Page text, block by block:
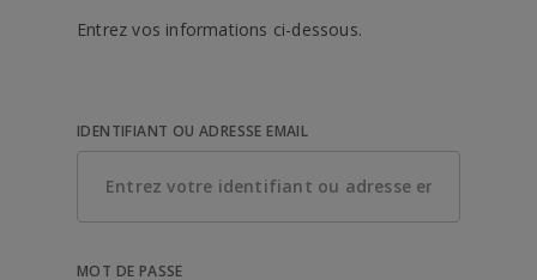
Entrez vos informations ci-dessous.
IDENTIFIANT OU ADRESSE EMAIL
MOT DE PASSE